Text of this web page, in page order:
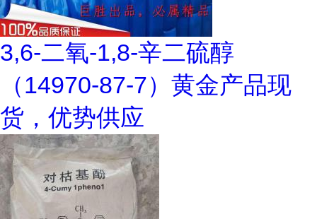
3,6-二氧-1,8-辛二硫醇
（14970-87-7）黄金产品现
货，优势供应